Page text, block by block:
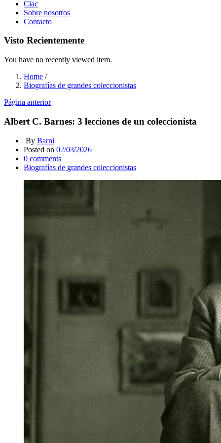
Ciac
Sobre nosotros
Contacto
Visto Recientemente
You have no recently viewed item.
Home /
Biografías de grandes coleccionistas
Página anterior
Albert C. Barnes: 3 lecciones de un coleccionista
By Barni
Posted on 02/03/2026
0 comments
Biografías de grandes coleccionistas